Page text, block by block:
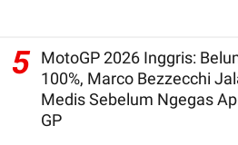
5 MotoGP 2026 Inggris:
100%, Marco Bezzecchi
Medis Sebelum Ngegas
GP